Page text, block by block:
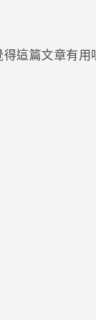
得這篇文章有用